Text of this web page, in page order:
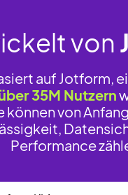
von
auf Jotform,
35M Nutzern
können von
Performance